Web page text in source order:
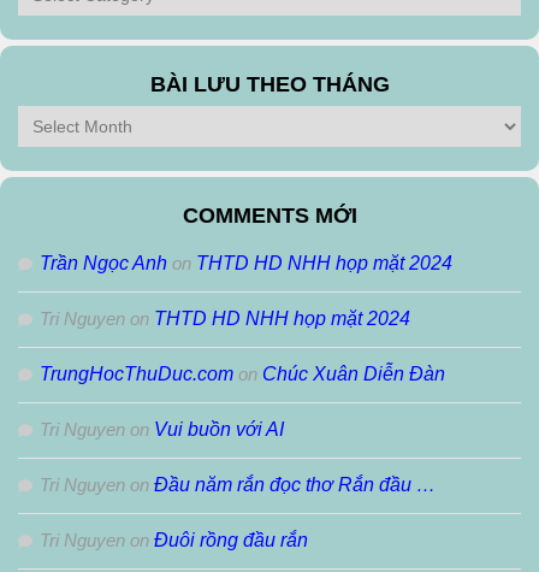
theo
Thể
BÀI LƯU THEO THÁNG
Bài
Lưu
Theo
COMMENTS MỚI
Trần Ngọc Anh on THTD HD NHH họp mặt 2024
Tri Nguyen on THTD HD NHH họp mặt 2024
TrungHocThuDuc.com on Chúc Xuân Diễn Đàn
Tri Nguyen on Vui buồn với AI
Tri Nguyen on Đầu năm rắn đọc thơ Rắn đầu …
Tri Nguyen on Đuôi rồng đầu rắn